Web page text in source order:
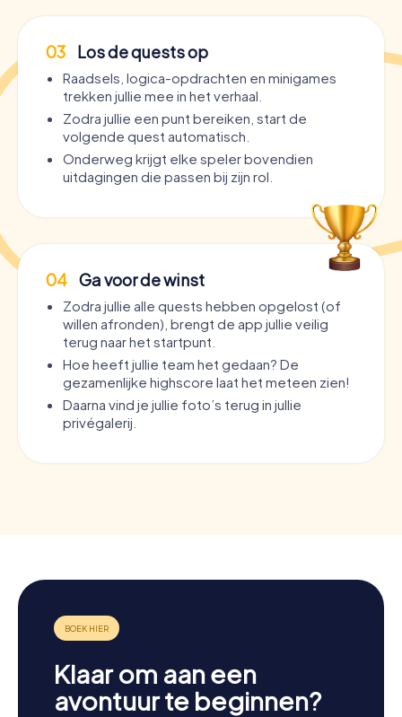
03 Los de quests op
Raadsels, logica-opdrachten en minigames
trekken jullie mee in het verhaal.
Zodra jullie een punt bereiken, start de
volgende quest automatisch.
Onderweg krijgt elke speler bovendien
uitdagingen die passen bij zijn rol.
04 Ga voor de winst
Zodra jullie alle quests hebben opgelost (of
willen afronden), brengt de app jullie veilig
terug naar het startpunt.
Hoe heeft jullie team het gedaan? De
gezamenlijke highscore laat het meteen zien!
Daarna vind je jullie foto’s terug in jullie
privégalerij.
Klaar om aan een
avontuur te beginnen?